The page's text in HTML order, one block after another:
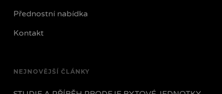
Přednostní nabídka
Kontakt
NEJNOVĚJŠÍ ČLÁNKY